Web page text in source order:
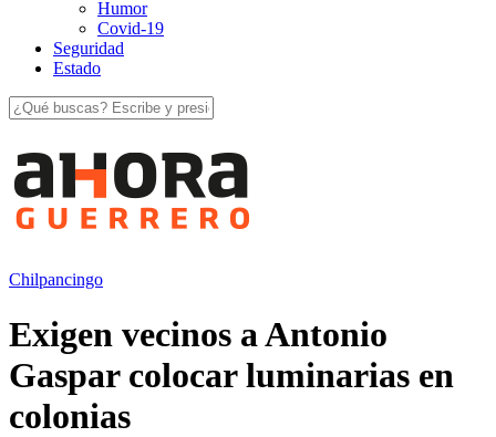
Humor
Covid-19
Seguridad
Estado
Chilpancingo
Exigen vecinos a Antonio
Gaspar colocar luminarias en
colonias